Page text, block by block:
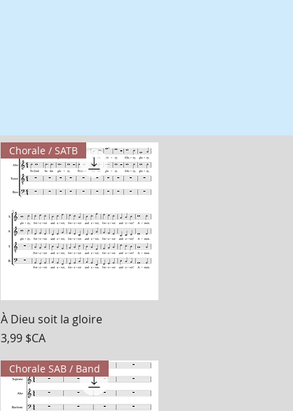
Aperçu rapide
Chorale / SATB
À Dieu soit la gloire
Prix
3,99 $CA
Chorale SAB / Band